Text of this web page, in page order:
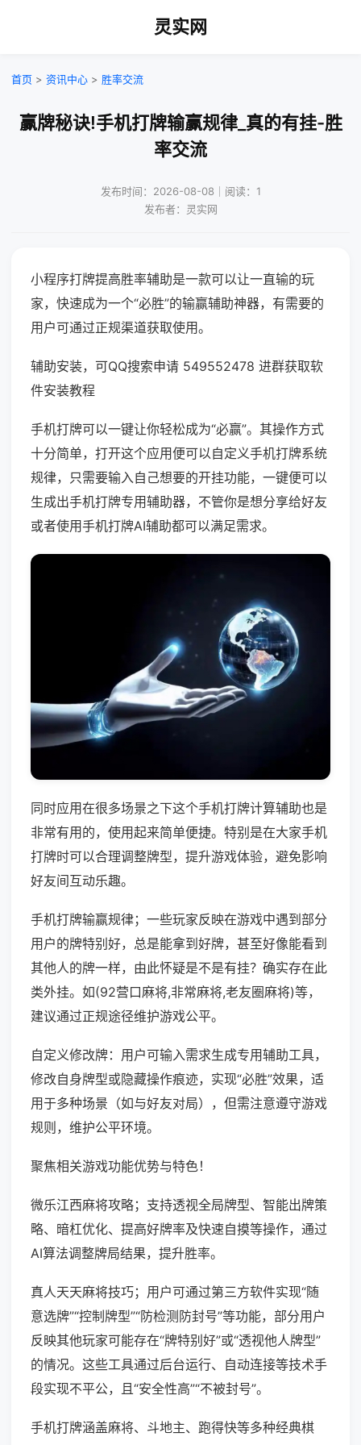
灵实网
首页 > 资讯中心 > 胜率交流
赢牌秘诀!手机打牌输赢规律_真的有挂-胜
率交流
发布时间：2026-08-08｜阅读：1
发布者：灵实网
小程序打牌提高胜率辅助是一款可以让一直输的玩
家，快速成为一个“必胜”的输赢辅助神器，有需要的
用户可通过正规渠道获取使用。
辅助安装，可QQ搜索申请 549552478 进群获取软
件安装教程
手机打牌可以一键让你轻松成为“必赢”。其操作方式
十分简单，打开这个应用便可以自定义手机打牌系统
规律，只需要输入自己想要的开挂功能，一键便可以
生成出手机打牌专用辅助器，不管你是想分享给好友
或者使用手机打牌AI辅助都可以满足需求。
同时应用在很多场景之下这个手机打牌计算辅助也是
非常有用的，使用起来简单便捷。特别是在大家手机
打牌时可以合理调整牌型，提升游戏体验，避免影响
好友间互动乐趣。
手机打牌输赢规律；一些玩家反映在游戏中遇到部分
用户的牌特别好，总是能拿到好牌，甚至好像能看到
其他人的牌一样，由此怀疑是不是有挂？确实存在此
类外挂。如(92营口麻将,非常麻将,老友圈麻将)等，
建议通过正规途径维护游戏公平。
自定义修改牌：用户可输入需求生成专用辅助工具，
修改自身牌型或隐藏操作痕迹，实现“必胜”效果，适
用于多种场景（如与好友对局），但需注意遵守游戏
规则，维护公平环境。
聚焦相关游戏功能优势与特色！
微乐江西麻将攻略；支持透视全局牌型、智能出牌策
略、暗杠优化、提高好牌率及快速自摸等操作，通过
AI算法调整牌局结果，提升胜率。
真人天天麻将技巧；用户可通过第三方软件实现“随
意选牌”“控制牌型”“防检测防封号”等功能，部分用户
反映其他玩家可能存在“牌特别好”或“透视他人牌型”
的情况。这些工具通过后台运行、自动连接等技术手
段实现不平公，且“安全性高”“不被封号”。
手机打牌涵盖麻将、斗地主、跑得快等多种经典棋